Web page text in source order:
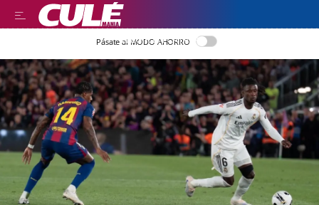
LLEGIR EN CATALÀ
Pásate al MODO AHORRO